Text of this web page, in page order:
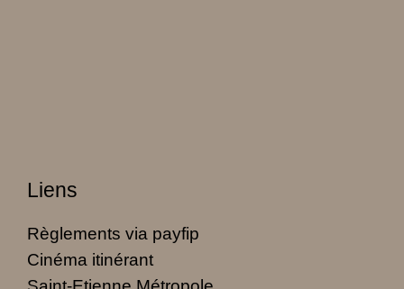
Liens
Règlements via payfip
Cinéma itinérant